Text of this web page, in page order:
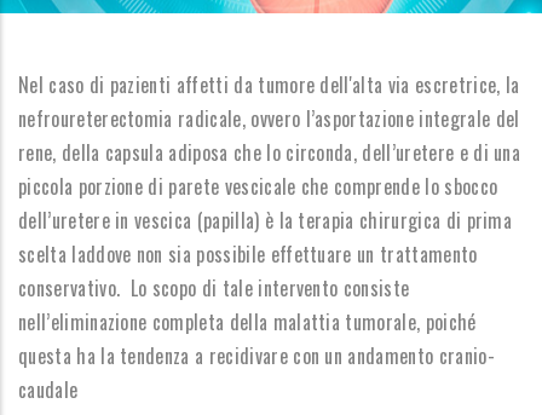
Nel caso di pazienti affetti da tumore dell'alta via escretrice, la
nefroureterectomia radicale, ovvero l’asportazione integrale del
rene, della capsula adiposa che lo circonda, dell’uretere e di una
piccola porzione di parete vescicale che comprende lo sbocco
dell’uretere in vescica (papilla) è la terapia chirurgica di prima
scelta laddove non sia possibile effettuare un trattamento
conservativo. Lo scopo di tale intervento consiste
nell’eliminazione completa della malattia tumorale, poiché
questa ha la tendenza a recidivare con un andamento cranio-
caudale